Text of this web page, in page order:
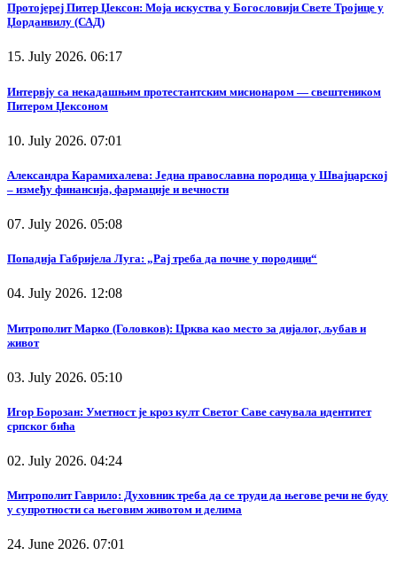
Протојереј Питер Џексон: Моја искуства у Богословији Свете Тројице у
Џорданвилу (САД)
15. July 2026. 06:17
Интервју са некадашњим протестантским мисионаром — свештеником
Питером Џексоном
10. July 2026. 07:01
Александра Карамихалева: Једна православна породица у Швајцарској
– између финансија, фармације и вечности
07. July 2026. 05:08
Попадија Габријела Луга: „Рај треба да почне у породици“
04. July 2026. 12:08
Митрополит Марко (Головков): Црква као место за дијалог, љубав и
живот
03. July 2026. 05:10
Игор Борозан: Уметност је кроз култ Светог Саве сачувала идентитет
српског бића
02. July 2026. 04:24
Митрополит Гаврило: Духовник треба да се труди да његове речи не буду
у супротности са његовим животом и делима
24. June 2026. 07:01